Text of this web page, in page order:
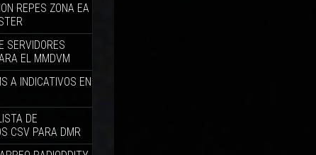
REPES ZONA EA
SERVIDORES
EL MMDVM
A INDICATIVOS EN
DE
CSV PARA DMR